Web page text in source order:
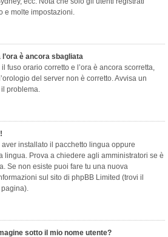
e molte impostazioni.
è ancora sbagliata
fuso orario corretto e l’ora è ancora scorretta,
del server non è corretto. Avvisa un
problema.
aver installato il pacchetto lingua oppure
lingua. Prova a chiedere agli amministratori se è
Se non esiste puoi fare tu una nuova
sul sito di phpBB Limited (trovi il
sotto il mio nome utente?